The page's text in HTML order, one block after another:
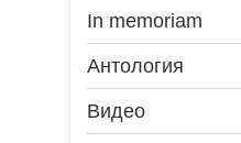
In memoriam
Антология
Видео